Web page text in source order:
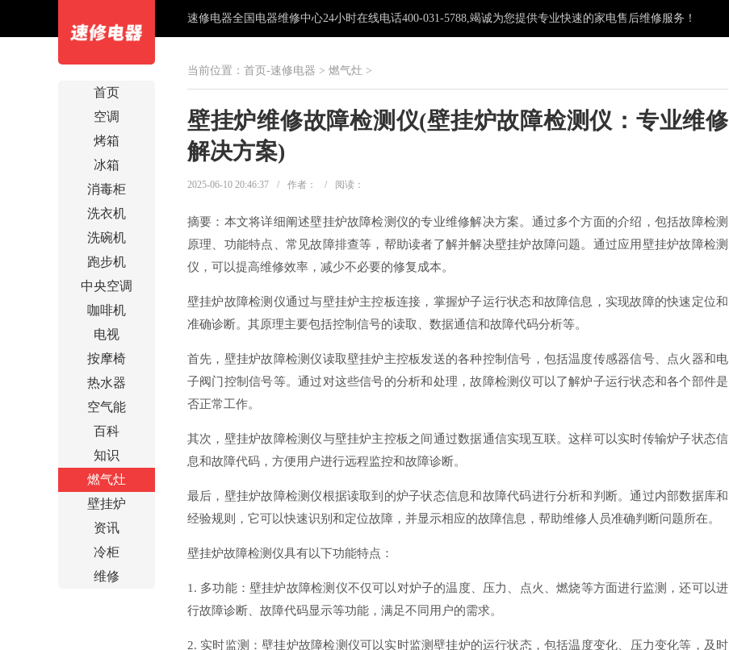
速修电器全国电器维修中心24小时在线电话400-031-5788,竭诚为您提供专业快速的家电售后维修服务！
首页
空调
烤箱
冰箱
消毒柜
洗衣机
洗碗机
跑步机
中央空调
咖啡机
电视
按摩椅
热水器
空气能
百科
知识
燃气灶
壁挂炉
资讯
冷柜
维修
当前位置： 首页-速修电器 > 燃气灶 >
壁挂炉维修故障检测仪(壁挂炉故障检测仪：专业维修
解决方案)
2025-06-10 20:46:37 / 作者： / 阅读：
摘要：本文将详细阐述壁挂炉故障检测仪的专业维修解决方案。通过多个方面的介绍，包括故障检测
原理、功能特点、常见故障排查等，帮助读者了解并解决壁挂炉故障问题。通过应用壁挂炉故障检测
仪，可以提高维修效率，减少不必要的修复成本。
壁挂炉故障检测仪通过与壁挂炉主控板连接，掌握炉子运行状态和故障信息，实现故障的快速定位和
准确诊断。其原理主要包括控制信号的读取、数据通信和故障代码分析等。
首先，壁挂炉故障检测仪读取壁挂炉主控板发送的各种控制信号，包括温度传感器信号、点火器和电
子阀门控制信号等。通过对这些信号的分析和处理，故障检测仪可以了解炉子运行状态和各个部件是
否正常工作。
其次，壁挂炉故障检测仪与壁挂炉主控板之间通过数据通信实现互联。这样可以实时传输炉子状态信
息和故障代码，方便用户进行远程监控和故障诊断。
最后，壁挂炉故障检测仪根据读取到的炉子状态信息和故障代码进行分析和判断。通过内部数据库和
经验规则，它可以快速识别和定位故障，并显示相应的故障信息，帮助维修人员准确判断问题所在。
壁挂炉故障检测仪具有以下功能特点：
1. 多功能：壁挂炉故障检测仪不仅可以对炉子的温度、压力、点火、燃烧等方面进行监测，还可以进
行故障诊断、故障代码显示等功能，满足不同用户的需求。
2. 实时监测：壁挂炉故障检测仪可以实时监测壁挂炉的运行状态，包括温度变化、压力变化等，及时